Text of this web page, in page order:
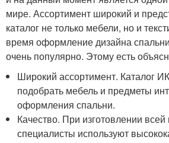
мире. Ассортимент широкий и
каталог не только мебели, но и
время оформление дизайна
очень популярно. Этому есть
Широкий ассортимент. Каталог
подобрать мебель и предметы
оформления спальни.
Качество. При изготовлении всей
специалисты используют